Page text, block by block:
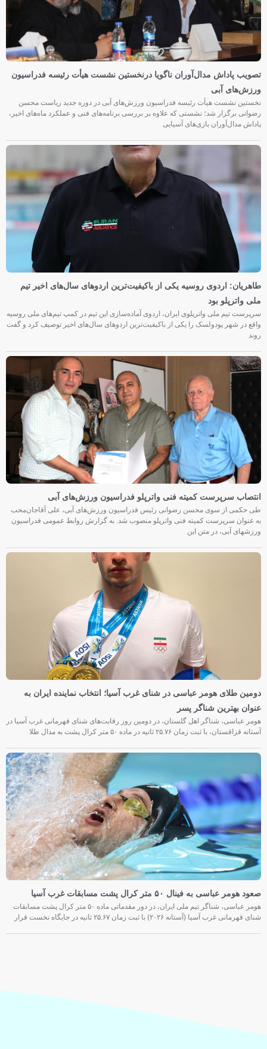
تصویب پاداش مدال‌آوران ناگویا درنخستین نشست هیأت رئیسه فدراسیون
ورزش‌های آبی
نخستین نشست هیأت رئیسه فدراسیون ورزش‌های آبی در دوره جدید ریاست محسن
رضوانی برگزار شد؛ نشستی که علاوه بر بررسی برنامه‌های فنی و عملکرد ماه‌های اخیر،
پاداش مدال‌آوران بازی‌های آسیایی
طاهریان: اردوی روسیه یکی از باکیفیت‌ترین اردوهای سال‌های اخیر تیم
ملی واترپلو بود
سرپرست تیم ملی واترپلوی ایران، اردوی آماده‌سازی این تیم در کمپ تیم‌های ملی روسیه
واقع در شهر پودولسک را یکی از باکیفیت‌ترین اردوهای سال‌های اخیر توصیف کرد و گفت
روند
انتصاب سرپرست کمیته فنی واترپلو فدراسیون ورزش‌های آبی
طی حکمی از سوی محسن رضوانی رئیس فدراسیون ورزش‌های آبی، علی آقاجان‌محب
به عنوان سرپرست کمیته فنی واترپلو منصوب شد. به گزارش روابط عمومی فدراسیون
ورزشهای آبی، در متن این
دومین طلای هومر عباسی در شنای غرب آسیا؛ انتخاب نماینده ایران به
عنوان بهترین شناگر پسر
هومر عباسی، شناگر اهل گلستان، در دومین روز رقابت‌های شنای قهرمانی غرب آسیا در
آستانه قزاقستان، با ثبت زمان ۲۵.۷۶ ثانیه در ماده ۵۰ متر کرال پشت به مدال طلا
صعود هومر عباسی به فینال ۵۰ متر کرال پشت مسابقات غرب آسیا
هومر عباسی، شناگر تیم ملی ایران، در دور مقدماتی ماده ۵۰ متر کرال پشت مسابقات
شنای قهرمانی غرب آسیا (آستانه ۲۰۲۶) با ثبت زمان ۲۵.۶۷ ثانیه در جایگاه نخست قرار